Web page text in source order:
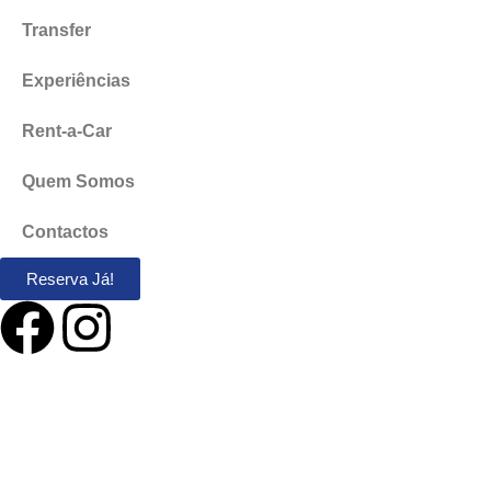
Transfer
Experiências
Rent-a-Car
Quem Somos
Contactos
Reserva Já!